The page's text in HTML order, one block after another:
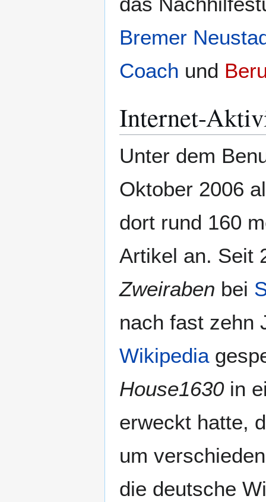
Bremer
Coach und
Internet-
Unter dem
Oktober 2006
dort rund 160
Artikel an. Seit
Zweiraben bei
nach fast zehn
Wikipedia
House1630in
erweckt hatte,
um
die deutsche